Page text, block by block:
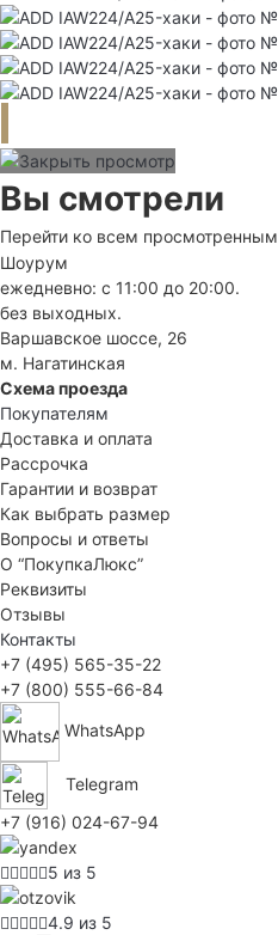
Вы смотрели
Перейти ко всем просмотренным
Шоурум
ежедневно: с 11:00 до 20:00.
без выходных.
Варшавское шоссе, 26
м. Нагатинская
Схема проезда
Покупателям
Доставка и оплата
Рассрочка
Гарантии и возврат
Как выбрать размер
Вопросы и ответы
О “ПокупкаЛюкс”
Реквизиты
Отзывы
Контакты
+7 (495) 565-35-22
+7 (800) 555-66-84
WhatsApp
Telegram
+7 (916) 024-67-94
5 из 5
4.9 из 5